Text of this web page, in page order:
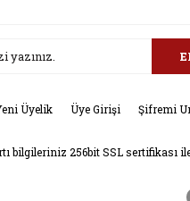
Üyelik Üye Girişi Şifremi
bilgileriniz 256bit SSL sertifikası